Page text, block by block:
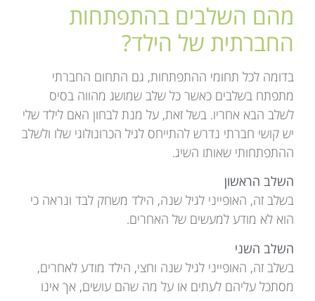
מהם השלבים בהתפתחות
החברתית של הילד?
בדומה לכל תחומי ההתפתחות, גם התחום החברתי
מתפתח בשלבים כאשר כל שלב שמושג מהווה בסיס
לשלב הבא אחריו. בשל זאת, על מנת לבחון האם לילד שלי
יש קושי חברתי נדרש להתייחס לגיל הכרונולוגי שלו ולשלב
ההתפתחותי שאותו השיג.
השלב הראשון
בשלב זה, האופייני לגיל שנה, הילד משחק לבד ונראה כי
הוא לא מודע למעשים של האחרים.
השלב השני
בשלב זה, האופייני לגיל שנה וחצי, הילד מודע לאחרים,
מסתכל עליהם לעתים או על מה שהם עושים, אך אינו